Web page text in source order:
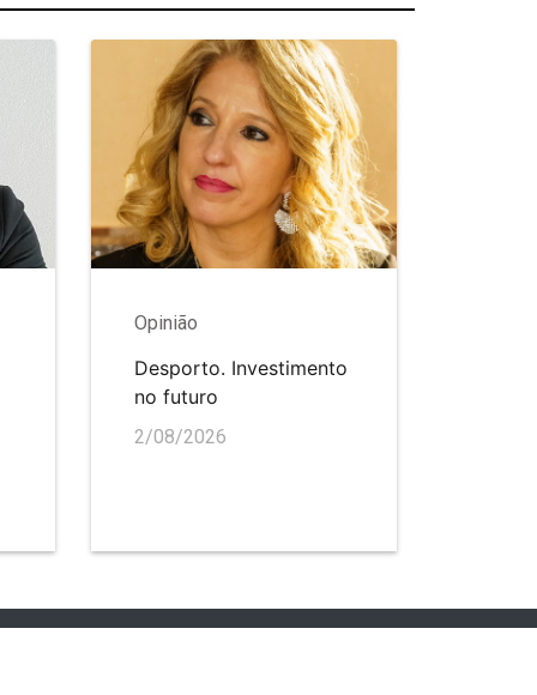
Opinião
Desporto. Investimento
no futuro
2/08/2026